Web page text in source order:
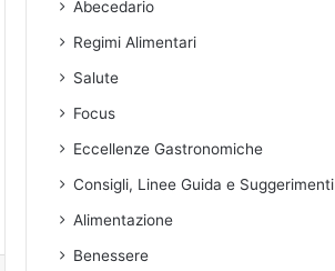
Abecedario
Regimi Alimentari
Salute
Focus
Eccellenze Gastronomiche
Consigli, Linee Guida e Suggerimenti
Alimentazione
Benessere